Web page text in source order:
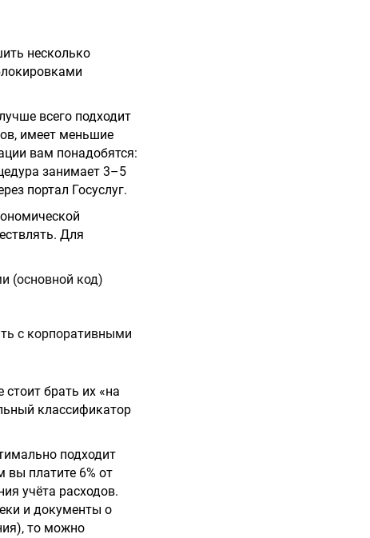
несколько
всего подходит
имеет меньшие
вам понадобятся:
занимает 3–5
портал Госуслуг.
Для
(основной код)
с корпоративными
брать их «на
классификатор
подходит
вы платите 6% от
учёта расходов.
и документы о
то можно